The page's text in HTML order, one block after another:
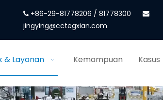
 +86-29-81778206 / 81778300
jingying@cctegxian.com
& Layanan Kemampuan Kasus